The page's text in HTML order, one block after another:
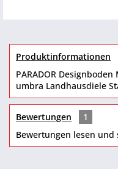
Produktinformationen
PARADOR
umbra Landhausdiele
Bewertungen
1
Bewertungen lesen und